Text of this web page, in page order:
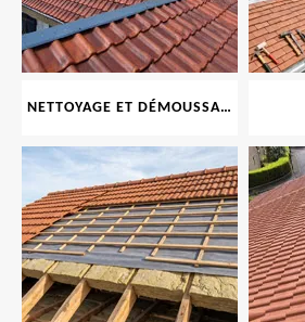
NETTOYAGE ET DÉMOUSSAGE DE TOITURE ET FAÇADE 69